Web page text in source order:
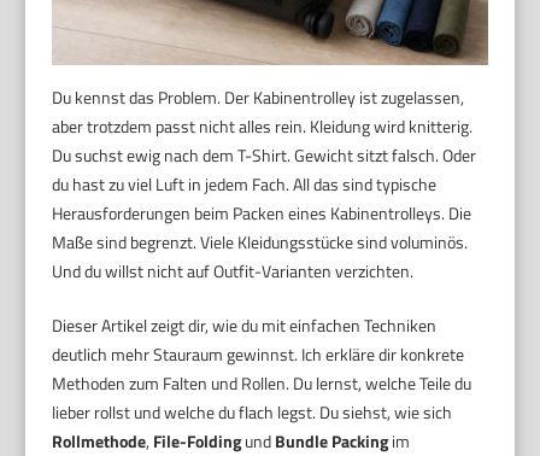
Du kennst das Problem. Der Kabinentrolley ist zugelassen,
aber trotzdem passt nicht alles rein. Kleidung wird knitterig.
Du suchst ewig nach dem T-Shirt. Gewicht sitzt falsch. Oder
du hast zu viel Luft in jedem Fach. All das sind typische
Herausforderungen beim Packen eines Kabinentrolleys. Die
Maße sind begrenzt. Viele Kleidungsstücke sind voluminös.
Und du willst nicht auf Outfit-Varianten verzichten.
Dieser Artikel zeigt dir, wie du mit einfachen Techniken
deutlich mehr Stauraum gewinnst. Ich erkläre dir konkrete
Methoden zum Falten und Rollen. Du lernst, welche Teile du
lieber rollst und welche du flach legst. Du siehst, wie sich
Rollmethode, File-FoldingundBundle Packingim